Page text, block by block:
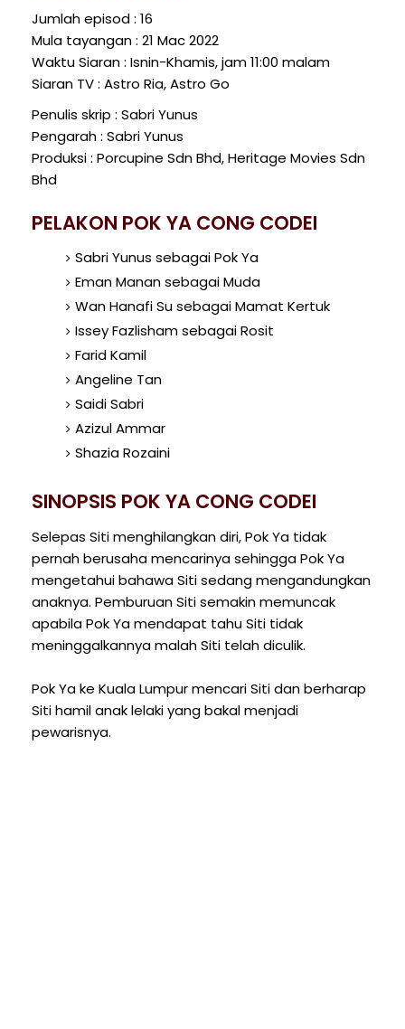
Jumlah episod : 16
Mula tayangan : 21 Mac 2022
Waktu Siaran : Isnin-Khamis, jam 11:00 malam
Siaran TV : Astro Ria, Astro Go
Penulis skrip : Sabri Yunus
Pengarah : Sabri Yunus
Produksi : Porcupine Sdn Bhd, Heritage Movies Sdn
Bhd
PELAKON POK YA CONG CODEI
Sabri Yunus sebagai Pok Ya
Eman Manan sebagai Muda
Wan Hanafi Su sebagai Mamat Kertuk
Issey Fazlisham sebagai Rosit
Farid Kamil
Angeline Tan
Saidi Sabri
Azizul Ammar
Shazia Rozaini
SINOPSIS POK YA CONG CODEI
Selepas Siti menghilangkan diri, Pok Ya tidak
pernah berusaha mencarinya sehingga Pok Ya
mengetahui bahawa Siti sedang mengandungkan
anaknya. Pemburuan Siti semakin memuncak
apabila Pok Ya mendapat tahu Siti tidak
meninggalkannya malah Siti telah diculik.
Pok Ya ke Kuala Lumpur mencari Siti dan berharap
Siti hamil anak lelaki yang bakal menjadi
pewarisnya.